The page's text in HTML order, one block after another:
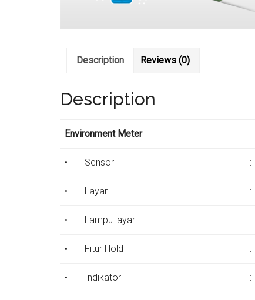
Description Reviews (0)
Description
Environment Meter
• Sensor :
• Layar :
• Lampu layar :
• Fitur Hold :
• Indikator :